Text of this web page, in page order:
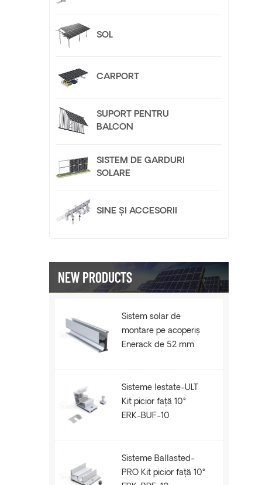
SOL
CARPORT
SUPORT PENTRU
BALCON
SISTEM DE GARDURI
SOLARE
SINE ȘI ACCESORII
NEW PRODUCTS
Sistem solar de
montare pe acoperiș
Enerack de 52 mm
Sisteme lestate-ULT
Kit picior față 10°
ERK-BUF-10
Sisteme Ballasted-
PRO Kit picior față 10°